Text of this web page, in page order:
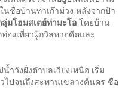
ชื่อบ้านท่าเก๊าม่วง หลังจากป้า
ลุ่มโฮมสเตย์ท่ามะโอ โดยบ้าน
องเที่ยวผู้ถวิลหาอดีตและ
วังฝั่งตำบลเวียงเหนือ เริ่ม
ไปจนถึงสะพานเขลางค์นคร ชื่อ